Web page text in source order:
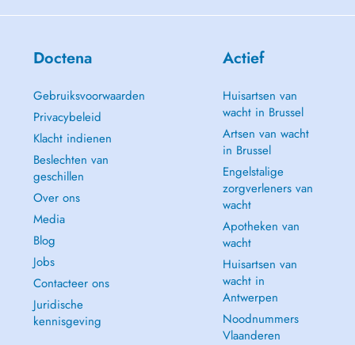
Doctena
Gebruiksvoorwaarden
Privacybeleid
Klacht indienen
Beslechten van
geschillen
Over ons
Media
Blog
Jobs
Contacteer ons
Juridische
kennisgeving
Actief
Huisartsen van
wacht in Brussel
Artsen van wacht
in Brussel
Engelstalige
zorgverleners van
wacht
Apotheken van
wacht
Huisartsen van
wacht in
Antwerpen
Noodnummers
Vlaanderen